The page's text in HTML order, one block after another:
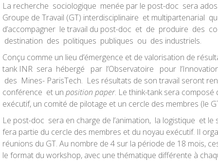
La recherche sociologique menée par le post-doc sera
Groupe de Travail (GT) interdisciplinaire et multipartenarial
d’accompagner le travail du post-doc et de produire des
destination des politiques publiques ou des industriels.
Conçu comme un lieu d’émergence et de valorisation de
tank INR sera hébergé par l’Observatoire pour
des Mines- ParisTech. Les résultats de son travail seront
conférence et un position paper. Le think-tank sera composé
exécutif, un comité de pilotage et un cercle des membres (le
Le post-doc sera en charge de l’animation, la logistique et
fera partie du cercle des membres et du noyau exécutif. Il
réunions du GT. Au nombre de 4 sur la période de 18 mois,
le format du workshop, avec une thématique différente à